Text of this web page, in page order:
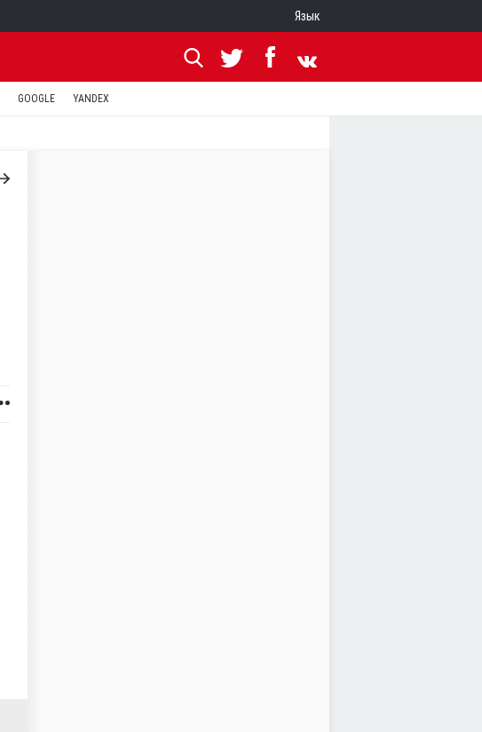
Язык
GOOGLE YANDEX